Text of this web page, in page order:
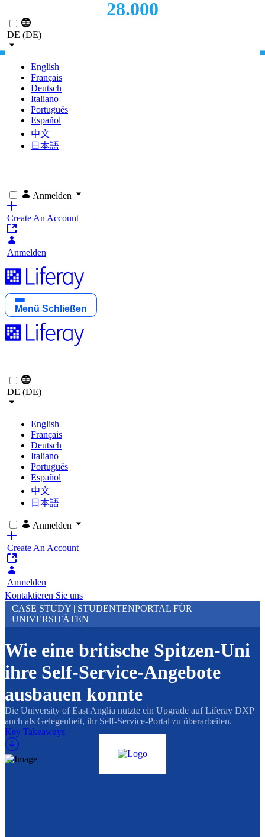
DE (DE)
English
Français
Deutsch
Italiano
Português
Español
中文
日本語
Anmelden
Create An Account
Anmelden
Menü Schließen
DE (DE)
English
Français
Deutsch
Italiano
Português
Español
中文
日本語
Anmelden
Create An Account
Anmelden
Kontaktieren Sie uns
CASE STUDY | STUDENTENPORTAL FÜR
UNIVERSITÄTEN
Wie eine britische Spitzen-Uni
ihre Self-Service-Angebote
ausbauen konnte
Die University of East Anglia nutzte ein Upgrade auf Liferay DXP
auch als Gelegenheit, ihr Self-Service-Portal zu überarbeiten.
Key Takeaways
28.000